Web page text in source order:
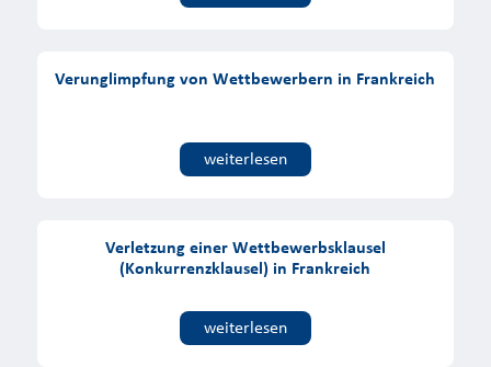
Verunglimpfung von Wettbewerbern in Frankreich
weiterlesen
Verletzung einer Wettbewerbsklausel
(Konkurrenzklausel) in Frankreich
weiterlesen